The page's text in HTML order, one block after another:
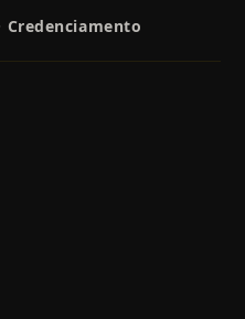
Credenciamento